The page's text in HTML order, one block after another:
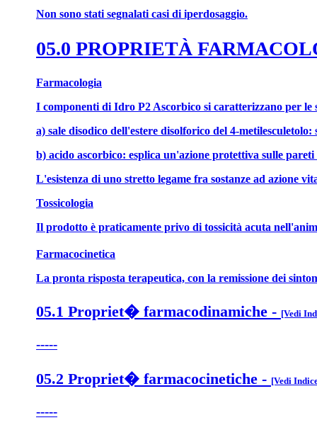
Non sono stati segnalati casi di iperdosaggio.
05.0 PROPRIETÀ
Farmacologia
I componenti di Idro P2 Ascorbico si caratterizzano per le
a) sale disodico dell'estere disolforico del 4-
b) acido ascorbico: esplica un'azione protettiva sulle
L'esistenza di uno stretto legame fra sostanze ad azione
Tossicologia
Il prodotto è praticamente privo di tossicità acuta
Farmacocinetica
La pronta risposta terapeutica, con la remissione dei
05.1 Propriet� farmacodinamiche - [Vedi
-----
05.2 Propriet� farmacocinetiche - [Vedi
-----